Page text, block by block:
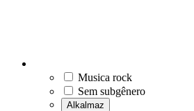
Musica rock
Sem subgênero
Alkalmaz